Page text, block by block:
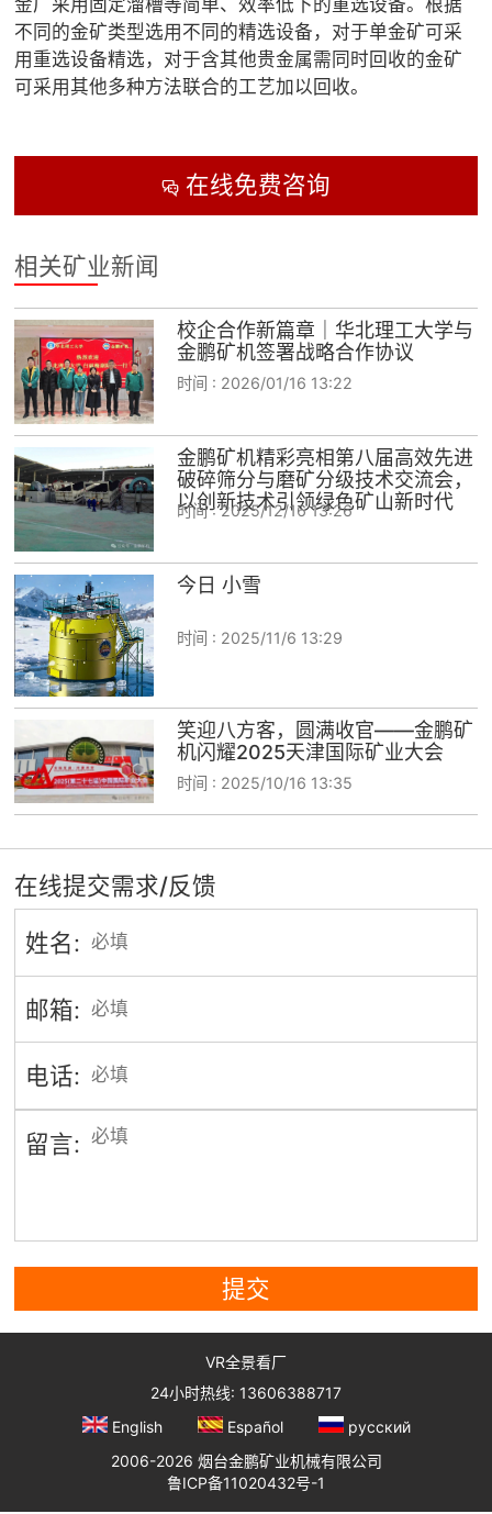
金厂采用固定溜槽等简单、效率低下的重选设备。根据
不同的金矿类型选用不同的精选设备，对于单金矿可采
用重选设备精选，对于含其他贵金属需同时回收的金矿
可采用其他多种方法联合的工艺加以回收。
在线免费咨询
相关矿业新闻
校企合作新篇章｜华北理工大学与
金鹏矿机签署战略合作协议
时间 : 2026/01/16 13:22
金鹏矿机精彩亮相第八届高效先进
破碎筛分与磨矿分级技术交流会，
以创新技术引领绿色矿山新时代
时间 :2025/12/16 13:26
今日 小雪
时间 : 2025/11/6 13:29
笑迎八方客，圆满收官——金鹏矿
机闪耀2025天津国际矿业大会
时间 : 2025/10/16 13:35
在线提交需求/反馈
姓名:
邮箱:
电话:
留言:
提交
VR全景看厂
24小时热线: 13606388717
English
Español
русский
2006-2026 烟台金鹏矿业机械有限公司
鲁ICP备11020432号-1